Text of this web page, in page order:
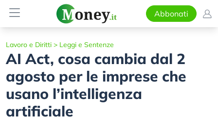
Abbonati
Lavoro e Diritti > Leggi e Sentenze
AI Act, cosa cambia dal 2
agosto per le imprese che
usano l’intelligenza
artificiale